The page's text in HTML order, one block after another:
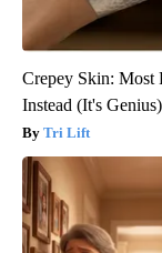
Crepey Skin: Most
Instead (It's Genius)
Tri Lift